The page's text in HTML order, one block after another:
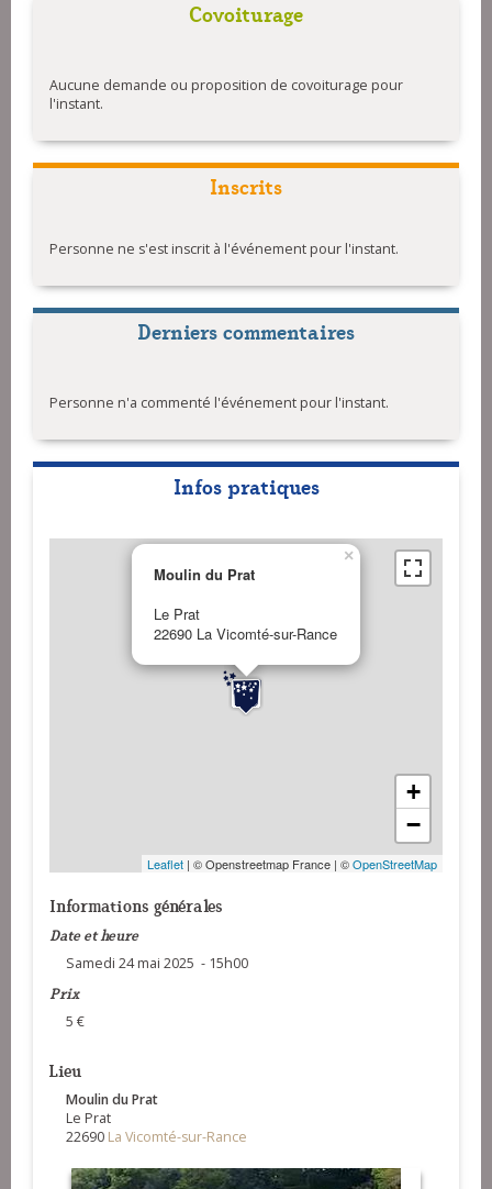
Covoiturage
Aucune demande ou proposition de covoiturage pour
l'instant.
Inscrits
Personne ne s'est inscrit à l'événement pour l'instant.
Derniers commentaires
Personne n'a commenté l'événement pour l'instant.
Infos pratiques
Moulin du Prat
Le Prat
22690 La Vicomté-sur-Rance
×
+
−
Leaflet | © Openstreetmap France | ©OpenStreetMap
Informations générales
Date et heure
Samedi 24 mai 2025 - 15h00
Prix
5 €
Lieu
Moulin du Prat
Le Prat
22690 La Vicomté-sur-Rance